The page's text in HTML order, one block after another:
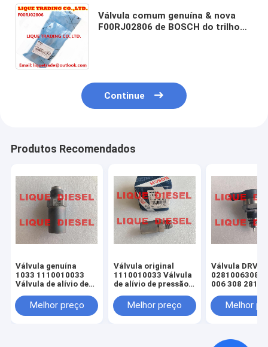
Válvula comum genuína & nova
F00RJ02806 de BOSCH do trilho
Continue
Produtos Recomendados
Válvula genuína
1033 1110010033
Válvula de alívio de
033Melhor preço
Válvula original
1110010033 Válvula
de alívio de pressão 1
Melhor preço
Válvula DRV
0281006308 0
006 308
Melhor